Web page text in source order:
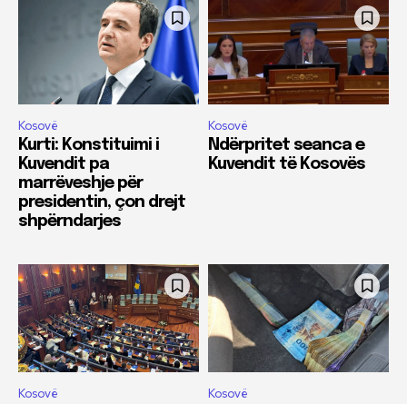
Kosovë
Kurti: Konstituimi i
Kuvendit pa
marrëveshje për
presidentin, çon drejt
shpërndarjes
Kosovë
Ndërpritet seanca e
Kuvendit të Kosovës
Kosovë Kosovë